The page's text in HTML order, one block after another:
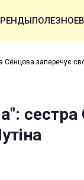
ПОЛЕЗНОЕ
Сенцова заперечує